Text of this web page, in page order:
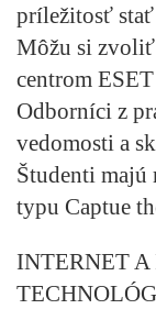
príležitosť
Môžu si zvoliť
centrom
Odborníci z
vedomosti a
Študenti majú
typu Captue
INTERNET